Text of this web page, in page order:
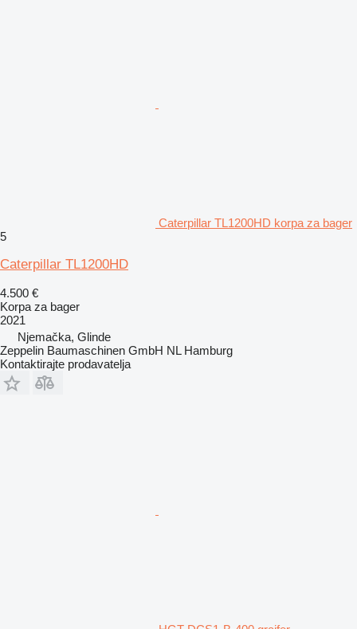
Caterpillar TL1200HD korpa za bager
5
Caterpillar TL1200HD
4.500 €
Korpa za bager
2021
Njemačka, Glinde
Zeppelin Baumaschinen GmbH NL Hamburg
Kontaktirajte prodavatelja